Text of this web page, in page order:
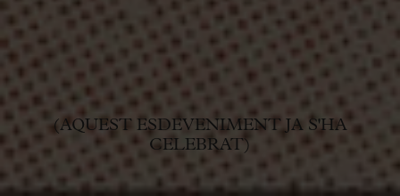
(AQUEST ESDEVENIMENT JA S'HA
CELEBRAT)